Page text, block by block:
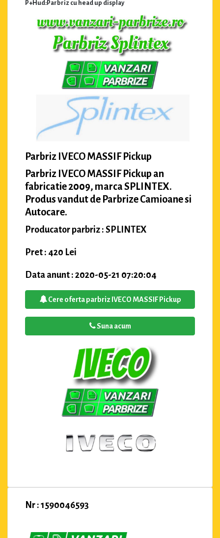
P+Hud:Parbriz cu head up display
Parbriz IVECO MASSIF Pickup
Parbriz IVECO MASSIF Pickup an
fabricatie 2009, marca SPLINTEX.
Produs vandut de Parbrize Camioane si
Autocare.
Producator parbriz : SPLINTEX
Pret : 420 Lei
Data anunt : 2020-05-21 07:20:04
Cere oferta parbriz IVECO MASSIF Pickup
Suna acum
Nr : 1590046593